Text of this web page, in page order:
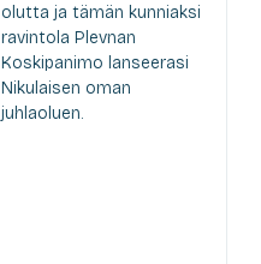
olutta ja tämän kunniaksi
ravintola Plevnan
Koskipanimo lanseerasi
Nikulaisen oman
juhlaoluen.